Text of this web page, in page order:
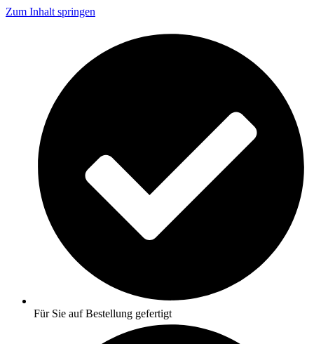
Zum Inhalt springen
Für Sie auf Bestellung gefertigt